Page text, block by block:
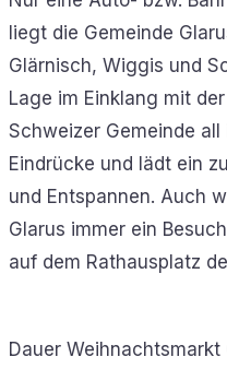
liegt die Gemeinde
Glärnisch, Wiggis und
Lage im Einklang mit
Schweizer Gemeinde
Eindrücke und lädt ein
und Entspannen. Auch
Glarus immer ein
auf dem Rathausplatz
Dauer